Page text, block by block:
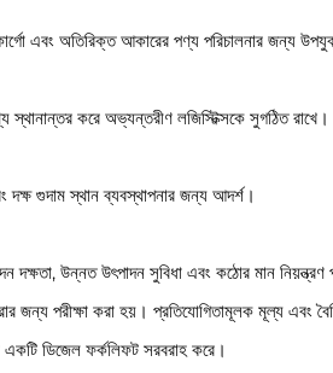
এবং অতিরিক্ত আকারের পণ্য পরিচালনার জন্য
করে অভ্যন্তরীণ লজিস্টিক্সকে সুগঠিত রাখে।
দক্ষ গুদাম স্থান ব্যবস্থাপনার জন্য আদর্শ।
উন্নত উৎপাদন সুবিধা এবং কঠোর মান নিয়ন্ত্রণ
জন্য পরীক্ষা করা হয়। প্রতিযোগিতামূলক মূল্য এবং
একটি ডিজেল ফর্কলিফট সরবরাহ করে।